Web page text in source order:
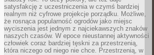
satysfakcję z uczestniczenia w czymś bardziej
realnym niż cyfrowe projekcje porządku. Możliwe,
że rosnąca popularność ogrodów jako miejsc
wyciszenia jest jednym z najciekawszych znaków
naszych czasów. W epoce nieustannej aktywności
człowiek coraz bardziej tęskni za przestrzenią,
która niczego od niego nie chce. Przestrzenią, w